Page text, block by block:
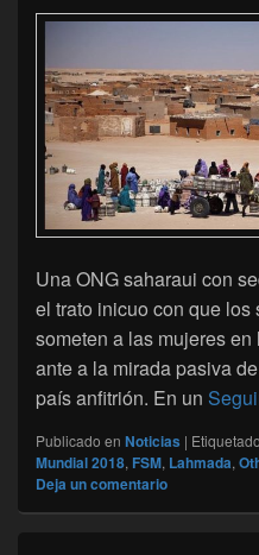
Una ONG saharaui con
el trato inicuo con que
someten a las mujeres
ante a la mirada pasiva
país anfitrión. En un
Publicado en Noticias | Etiquetado
Mundial 2018, FSM, Lahmada,
Deja un comentario